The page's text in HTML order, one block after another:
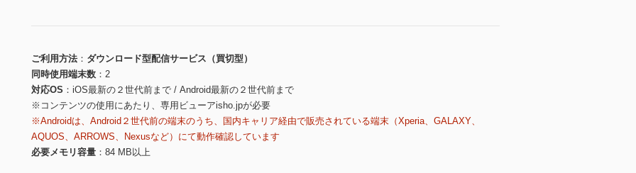
ご利用方法
ダウンロード型配信サービス（買切型）
同時使用端末数
2
対応OS
iOS最新の２世代前まで / Android最新の２世代前まで
※コンテンツの使用にあたり、専用ビューアisho.jpが必要
※Androidは、Android２世代前の端末のうち、国内キャリア経由で販売されている端末（Xperia、GALAXY、
AQUOS、ARROWS、Nexusなど）にて動作確認しています
必要メモリ容量
84 MB以上